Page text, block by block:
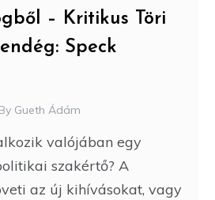
– Kritikus Töri
Speck
By Gueth Ádám
valójában egy
szakértő? A
az új kihívásokat, vagy